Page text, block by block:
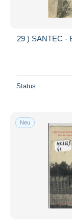
29 ) SANTEC -
Status
Neu